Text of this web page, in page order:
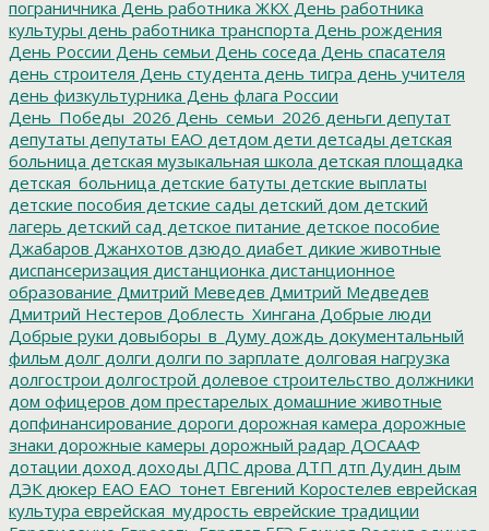
пограничника День работника ЖКХ День работника
культуры день работника транспорта День рождения
День России День семьи День соседа День спасателя
день строителя День студента день тигра день учителя
день физкультурника День флага России
День_Победы_2026 День_семьи_2026 деньги депутат
депутаты депутаты ЕАО детдом дети детсады детская
больница детская музыкальная школа детская площадка
детская_больница детские батуты детские выплаты
детские пособия детские сады детский дом детский
лагерь детский сад детское питание детское пособие
Джабаров Джанхотов дзюдо диабет дикие животные
диспансеризация дистанционка дистанционное
образование Дмитрий Меведев Дмитрий Медведев
Дмитрий Нестеров Доблесть_Хингана Добрые люди
Добрые руки довыборы_в_Думу дождь документальный
фильм долг долги долги по зарплате долговая нагрузка
долгострои долгострой долевое строительство должники
дом офицеров дом престарелых домашние животные
допфинансирование дороги дорожная камера дорожные
знаки дорожные камеры дорожный радар ДОСААФ
дотации доход доходы ДПС дрова ДТП дтп Дудин дым
ДЭК дюкер ЕАО ЕАО_тонет Евгений Коростелев еврейская
культура еврейская_мудрость еврейские традиции